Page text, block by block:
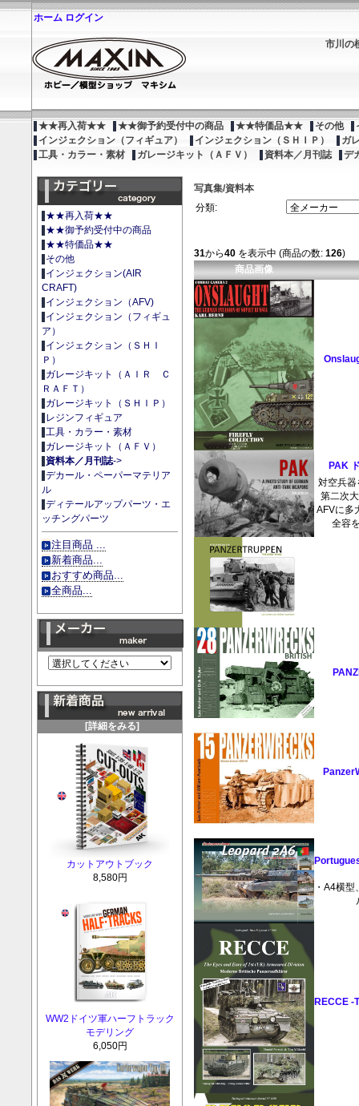
ホーム ログイン
市川の
★★再入荷★★ ★★御予約受付中の商品 ★★特価品★★ その他
インジェクション（フィギュア）
インジェクション（ＳＨＩＰ）
ガ
工具・カラー・素材
ガレージキット（ＡＦＶ） 資料本／月刊誌 デ
★★再入荷★★
★★御予約受付中の商品
★★特価品★★
その他
インジェクション(AIR
CRAFT)
インジェクション（AFV)
インジェクション（フィギュ
ア）
インジェクション（ＳＨＩ
Ｐ）
ガレージキット（ＡＩＲ Ｃ
ＲＡＦＴ）
ガレージキット（ＳＨＩＰ）
レジンフィギュア
工具・カラー・素材
ガレージキット（ＡＦＶ）
資料本／月刊誌->
デカール・ペーパーマテリア
ル
ディテールアップパーツ・エ
ッチングパーツ
注目商品 ...
新着商品...
おすすめ商品...
全商品...
[詳細をみる]
カットアウトブック
8,580円
WW2ドイツ軍ハーフトラック
モデリング
6,050円
写真集/資料本
分類:
31から40を表示中 (商品の数: 126)
商品画像
PAK
対空兵
第二次
AFVに多
全容
・A4横型
RECCE -